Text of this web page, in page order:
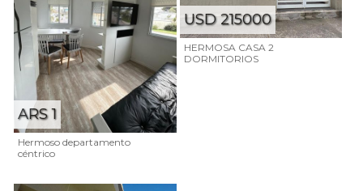
ARS 1
Hermoso departamento
céntrico
USD 215000
HERMOSA CASA 2
DORMITORIOS